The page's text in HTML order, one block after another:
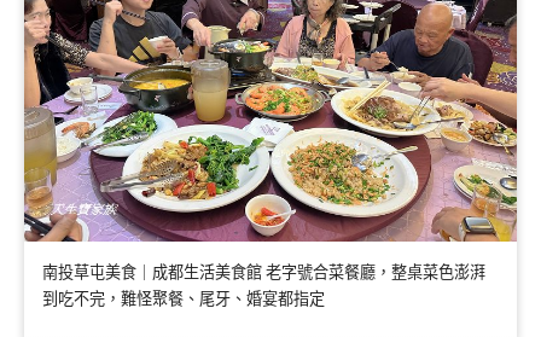
南投草屯美食｜成都生活美食館 老字號合菜餐廳，整桌菜色澎湃
到吃不完，難怪聚餐、尾牙、婚宴都指定